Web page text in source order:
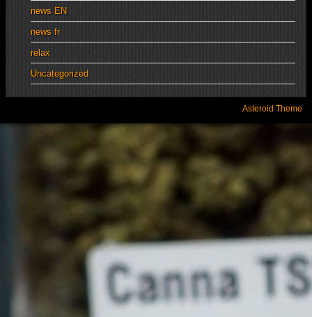
news EN
news fr
relax
Uncategorized
Asteroid Theme